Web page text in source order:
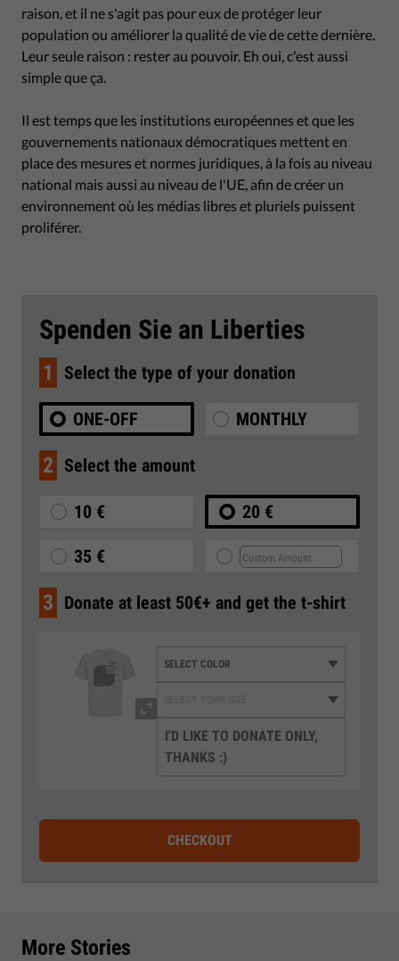
raison, et il ne s'agit pas pour eux de protéger leur
population ou améliorer la qualité de vie de cette dernière.
Leur seule raison : rester au pouvoir. Eh oui, c'est aussi
simple que ça.
Il est temps que les institutions européennes et que les
gouvernements nationaux démocratiques mettent en
place des mesures et normes juridiques, à la fois au niveau
national mais aussi au niveau de l'UE, afin de créer un
environnement où les médias libres et pluriels puissent
proliférer.
Spenden Sie an Liberties
1 Select the type of your donation
ONE-OFF MONTHLY
2 Select the amount
10 € 20 €
35 €
3 Donate at least 50€+ and get the t-shirt
I'D LIKE TO DONATE ONLY,
THANKS :)
CHECKOUT
More Stories